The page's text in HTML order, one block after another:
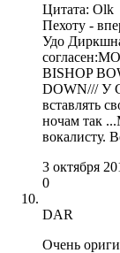
Цитата: Olk
Пехоту -
Удо
BISHOP
DOWN/// У
вставлять
ночам так
вокалисту.
3 октября
0
DAR
Очень